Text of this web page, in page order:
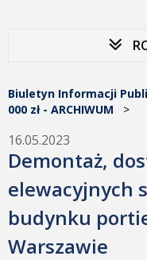
Biuletyn Informacji
000 zł - ARCHIWUM >
16.05.2023
Demontaż,
elewacyjnych
budynku
Warszawie